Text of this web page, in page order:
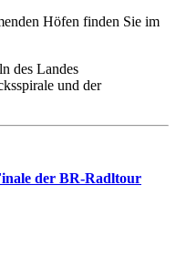
Höfen finden Sie im
des Landes
und der
der BR-Radltour